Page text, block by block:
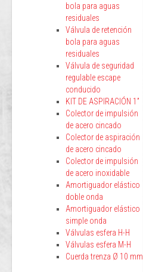
bola para aguas
residuales
Válvula de retención
bola para aguas
residuales
Válvula de seguridad
regulable escape
conducido
KIT DE ASPIRACIÓN 1”
Colector de impulsión
de acero cincado
Colector de aspiración
de acero cincado
Colector de impulsión
de acero inoxidable
Amortiguador elástico
doble onda
Amortiguador elástico
simple onda
Válvulas esfera H-H
Válvulas esfera M-H
Cuerda trenza Ø 10 mm